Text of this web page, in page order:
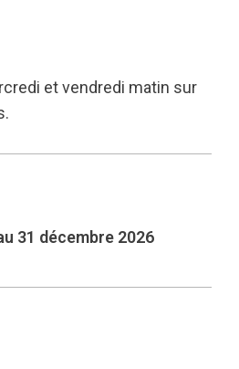
et vendredi matin sur
31 décembre 2026